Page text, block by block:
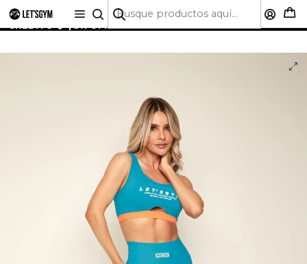
🚚 ENVÍO GRATIS A TODO CHILE SOBRE $50.000 | HASTA
6 CUOTAS SIN INTERÉS CON CUALQUIER TARJETA DE
CRÉDITO 💳 | 5% OFF PRIMERA COMPRA